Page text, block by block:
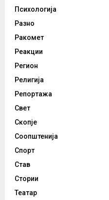
Психологија
Разно
Ракомет
Реакции
Регион
Религија
Репортажа
Свет
Скопје
Соопштенија
Спорт
Став
Стории
Театар